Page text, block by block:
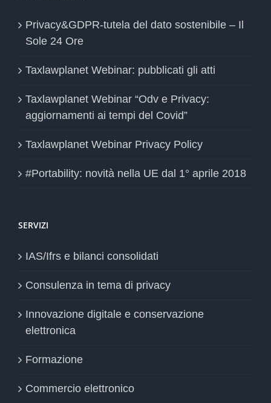
Privacy&GDPR-tutela del dato sostenibile – Il
Sole 24 Ore
Taxlawplanet Webinar: pubblicati gli atti
Taxlawplanet Webinar “Odv e Privacy:
aggiornamenti ai tempi del Covid”
Taxlawplanet Webinar Privacy Policy
#Portability: novità nella UE dal 1° aprile 2018
SERVIZI
IAS/Ifrs e bilanci consolidati
Consulenza in tema di privacy
Innovazione digitale e conservazione
elettronica
Formazione
Commercio elettronico